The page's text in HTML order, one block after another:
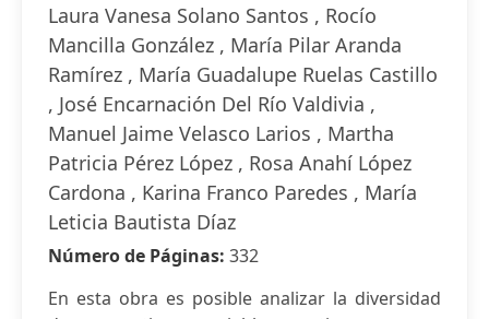
Laura Vanesa Solano Santos , Rocío
Mancilla González , María Pilar Aranda
Ramírez , María Guadalupe Ruelas Castillo
, José Encarnación Del Río Valdivia ,
Manuel Jaime Velasco Larios , Martha
Patricia Pérez López , Rosa Anahí López
Cardona , Karina Franco Paredes , María
Leticia Bautista Díaz
Número de Páginas: 332
En esta obra es posible analizar la diversidad